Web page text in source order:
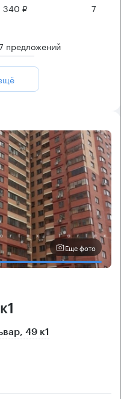
340 ₽ 7
предложений
Еще фото
49 к1